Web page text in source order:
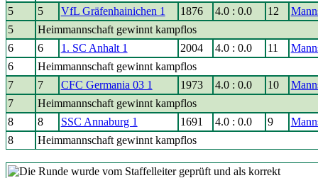
5
5 VfL Gräfenhainichen 1 1876 4.0 : 0.0 12
5
Heimmannschaft gewinnt kampflos
6
6 1. SC Anhalt 1 2004 4.0 : 0.0 11
6
Heimmannschaft gewinnt kampflos
7
7 CFC Germania 03 1 1973 4.0 : 0.0 10
7
Heimmannschaft gewinnt kampflos
8
8 SSC Annaburg 1 1691 4.0 : 0.0 9
8
Heimmannschaft gewinnt kampflos